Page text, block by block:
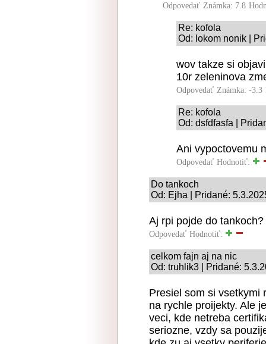
Odpovedať Známka: 7.8
Re: kofola
Od: lokom nonik |
wov takze si
10r zeleninova
Odpovedať Známka: -3.3
Re: kofola
Od: dsfdfasfa |
Ani vypoctovemu
Odpovedať Hodnotiť:
Do tankoch
Od: Ejha | Pridané:
Aj rpi pojde do tankoch?
Odpovedať Hodnotiť:
celkom fajn aj na nic
Od: truhlik3 | Pridané:
Presiel som si vsetkymi
na rychle proijekty. Ale
veci, kde netreba
seriozne, vzdy sa